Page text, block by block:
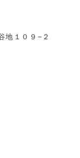
地１０９−２